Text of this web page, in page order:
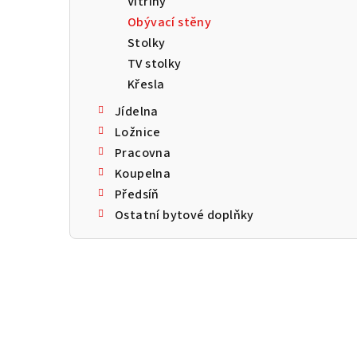
Obývací stěny
Stolky
TV stolky
Křesla
Jídelna
Ložnice
Pracovna
Koupelna
Předsíň
Ostatní bytové doplňky